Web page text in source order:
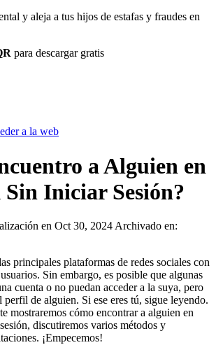
y aleja a tus hijos de estafas y fraudes en
para descargar gratis
a la web
a Alguien en
Sin Iniciar Sesión?
en Oct 30, 2024 Archivado en:
principales plataformas de redes sociales con
Sin embargo, es posible que algunas
cuenta o no puedan acceder a la suya, pero
perfil de alguien. Si ese eres tú, sigue leyendo.
mostraremos cómo encontrar a alguien en
discutiremos varios métodos y
¡Empecemos!